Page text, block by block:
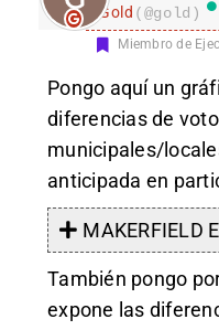
Gold (@gold)
Miembro de
Pongo aquí un
diferencias de
municipales/
anticipada en
MAKERFIELD
También pongo
expone las